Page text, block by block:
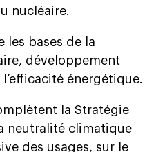
nucléaire.
les bases de la
développement
énergétique.
la Stratégie
neutralité climatique
des usages, sur le